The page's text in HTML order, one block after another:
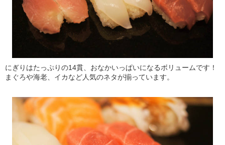
にぎりはたっぷりの14貫、おなかいっぱいになるボリュームです！
まぐろや海老、イカなど人気のネタが揃っています。